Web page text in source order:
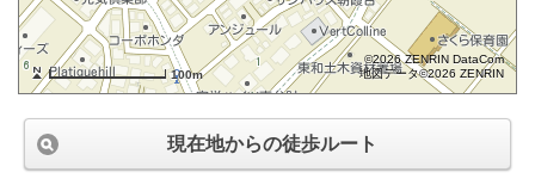
100m
©2026 ZENRIN DataCom
地図データ©2026 ZENRIN
現在地からの徒歩ルート